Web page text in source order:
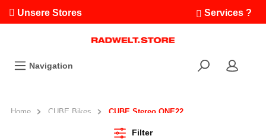
Unsere Stores Services ?
Ausfahrten
Bikefinder
Navigation
Home CUBE Bikes CUBE Stereo ONE22
Filter